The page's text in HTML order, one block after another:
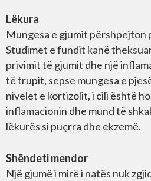
Lëkura
Mungesa e gjumit përshpejton
Studimet e fundit kanë
privimit të gjumit dhe një
të trupit, sepse mungesa e
nivelet e kortizolit, i cili është
inflamacionin dhe mund të
lëkurës si puçrra dhe ekzemë.
Shëndeti mendor
Një gjumë i mirë i natës nuk